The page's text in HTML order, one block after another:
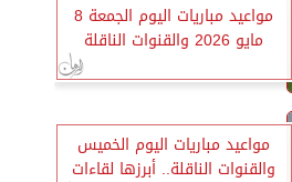
مواعيد مباريات اليوم الجمعة 8
مايو 2026 والقنوات الناقلة
مواعيد مباريات اليوم الخميس
والقنوات الناقلة.. أبرزها لقاءات